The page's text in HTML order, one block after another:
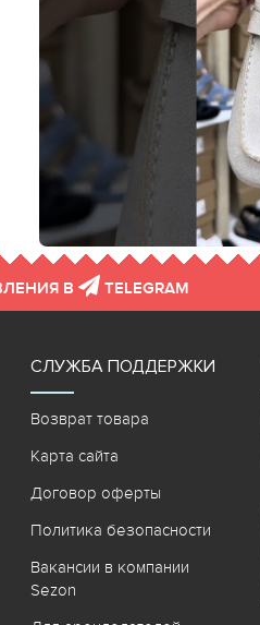
В TELEGRAM
СЛУЖБА ПОДДЕРЖКИ
Возврат товара
Карта сайта
Договор оферты
Политика безопасности
Вакансии в компании
Sezon